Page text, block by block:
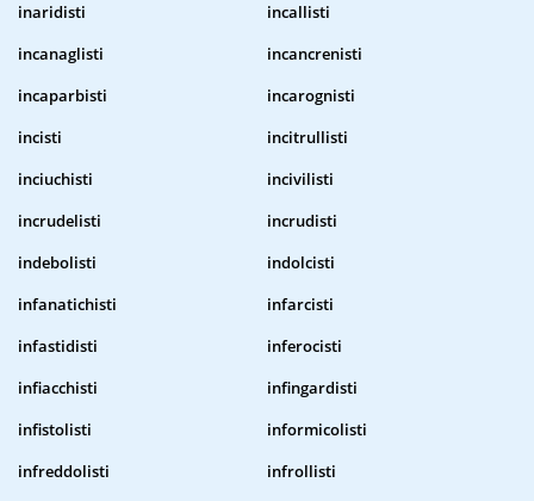
inaridisti
incallisti
incanaglisti
incancrenisti
incaparbisti
incarognisti
incisti
incitrullisti
inciuchisti
incivilisti
incrudelisti
incrudisti
indebolisti
indolcisti
infanatichisti
infarcisti
infastidisti
inferocisti
infiacchisti
infingardisti
infistolisti
informicolisti
infreddolisti
infrollisti